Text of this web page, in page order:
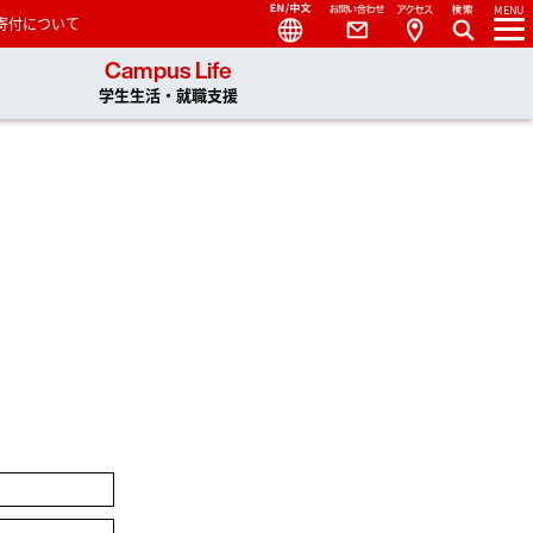
学 You, Unlimited
付について
Campus Life
学生生活・就職支援
MENU
Access
Contact
Language